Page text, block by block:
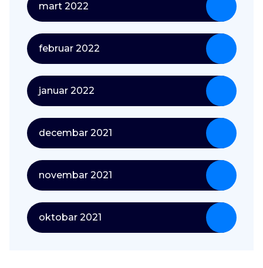
mart 2022
februar 2022
januar 2022
decembar 2021
novembar 2021
oktobar 2021